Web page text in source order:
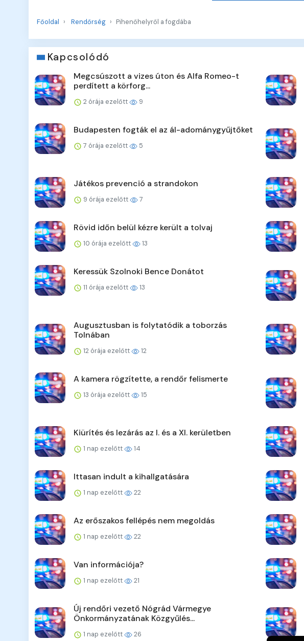
Főoldal Rendőrség Pihenőhelyről a fogdába
Kapcsolódó
Megcsúszott a vizes úton és Alfa Romeo-t
perdített a körforg...
2 órája ezelőtt 9
Budapesten fogták el az ál-adománygyűjtőket
7 órája ezelőtt 5
Játékos prevenció a strandokon
9 órája ezelőtt 7
Rövid időn belül kézre került a tolvaj
10 órája ezelőtt 13
Keressük Szolnoki Bence Donátot
11 órája ezelőtt 13
Augusztusban is folytatódik a toborzás
Tolnában
12 órája ezelőtt 12
A kamera rögzítette, a rendőr felismerte
13 órája ezelőtt 15
Kiürítés és lezárás az I. és a XI. kerületben
1 nap ezelőtt 14
Ittasan indult a kihallgatására
1 nap ezelőtt 22
Az erőszakos fellépés nem megoldás
1 nap ezelőtt 22
Van információja?
1 nap ezelőtt 21
Új rendőri vezető Nógrád Vármegye
Önkormányzatának Közgyűlés...
1 nap ezelőtt 26